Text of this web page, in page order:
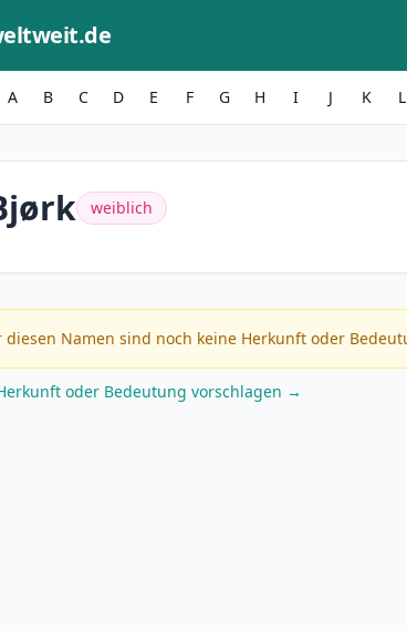
A B C D E F G H I J K L
weiblich
diesen Namen sind noch keine Herkunft oder
oder Bedeutung vorschlagen →